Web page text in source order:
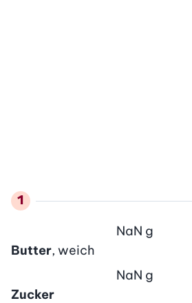
Butter, weich
NaN g
Zucker
NaN g